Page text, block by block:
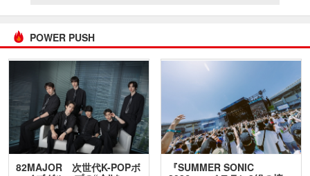
POWER PUSH
82MAJOR 次世代K-POPボ
『SUMMER SONIC